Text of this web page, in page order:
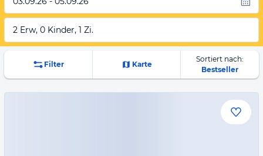
2 Erw, 0 Kinder, 1 Zi.
Filter Karte
Sortiert nach:
Bestseller